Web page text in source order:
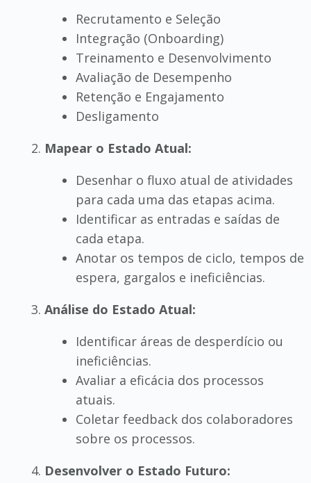
Recrutamento e Seleção
Integração (Onboarding)
Treinamento e Desenvolvimento
Avaliação de Desempenho
Retenção e Engajamento
Desligamento
Mapear o Estado Atual:
Desenhar o fluxo atual de atividades
para cada uma das etapas acima.
Identificar as entradas e saídas de
cada etapa.
Anotar os tempos de ciclo, tempos de
espera, gargalos e ineficiências.
Análise do Estado Atual:
Identificar áreas de desperdício ou
ineficiências.
Avaliar a eficácia dos processos
atuais.
Coletar feedback dos colaboradores
sobre os processos.
Desenvolver o Estado Futuro: